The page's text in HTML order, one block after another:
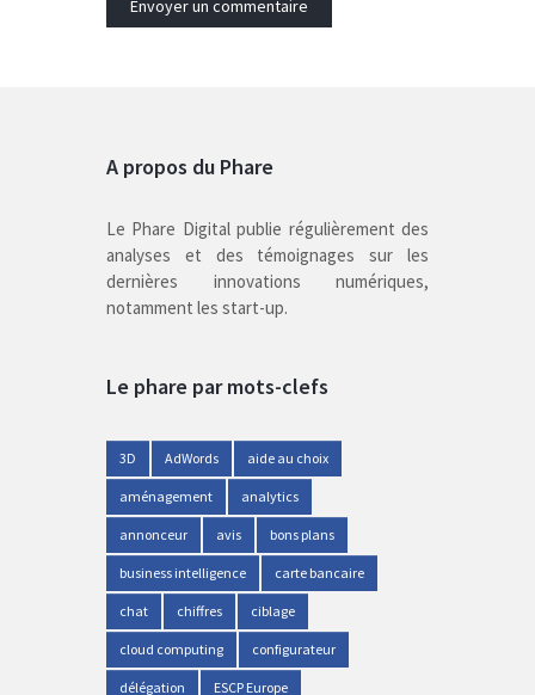
A propos du Phare
Le Phare Digital publie régulièrement des
analyses et des témoignages sur les
dernières innovations numériques,
notamment les start-up.
Le phare par mots-clefs
3D AdWords aide au choix
aménagement analytics
annonceur avis bons plans
business intelligence carte bancaire
chat chiffres ciblage
cloud computing configurateur
délégation ESCP Europe